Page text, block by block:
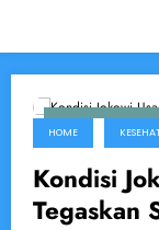
HOME
Kondisi
Tegaskan